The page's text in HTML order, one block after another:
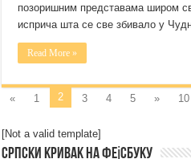
позоришним представама широм
исприча шта се све збивало у
Read More »
« 1 2 3 4 5 » 10
[Not a valid template]
Српски Кривак на Фејсбуку